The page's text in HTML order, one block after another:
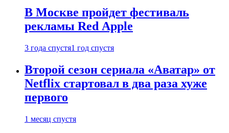
В Москве пройдет фестиваль
рекламы Red Apple
3 года спустя1 год спустя
Второй сезон сериала «Аватар» от
Netflix стартовал в два раза хуже
первого
1 месяц спустя